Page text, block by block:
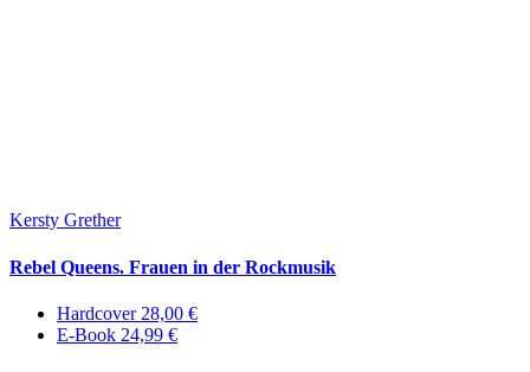
Kersty Grether
Rebel Queens. Frauen in der Rockmusik
Hardcover 28,00 €
E-Book 24,99 €